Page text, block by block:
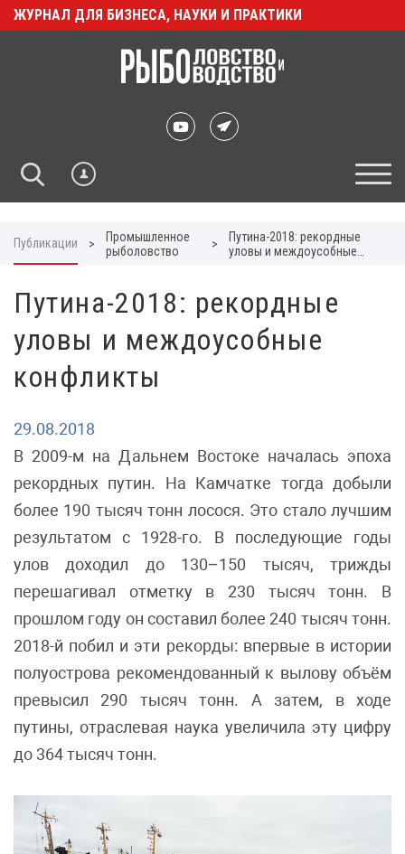
ЖУРНАЛ ДЛЯ БИЗНЕСА, НАУКИ И ПРАКТИКИ
Публикации >
Промышленное
рыболовство
>
Путина-2018: рекордные
уловы и междоусобные
Путина-2018: рекордные
уловы и междоусобные
конфликты
29.08.2018
В 2009-м на Дальнем Востоке началась эпоха
рекордных путин. На Камчатке тогда добыли
более 190 тысяч тонн лосося. Это стало лучшим
результатом с 1928-го. В последующие годы
улов доходил до 130–150 тысяч, трижды
перешагивал отметку в 230 тысяч тонн. В
прошлом году он составил более 240 тысяч тонн.
2018-й побил и эти рекорды: впервые в истории
полуострова рекомендованный к вылову объём
превысил 290 тысяч тонн. А затем, в ходе
путины, отраслевая наука увеличила эту цифру
до 364 тысяч тонн.